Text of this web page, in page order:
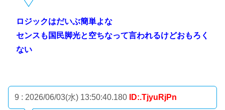
ロジックはだいぶ簡単よな
センスも国民脚光と空ちなって言われるけどおもろく
ない
9 : 2026/06/03(水) 13:50:40.180 ID:.TjyuRjPn